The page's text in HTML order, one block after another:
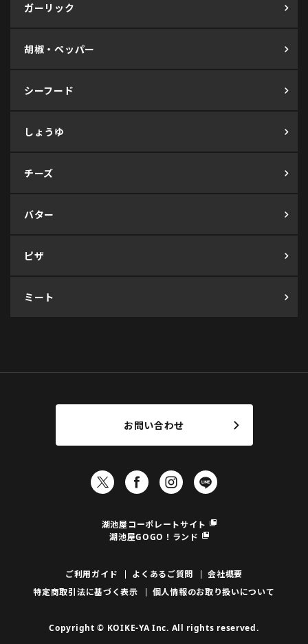
ガーリック
胡椒・ペッパー
シーフード
しょうゆ
チーズ
バター
ピザ
ミート
お問い合わせ
湖池屋コーポレートサイト
湖池屋GOGO！ランド
ご利用ガイド よくあるご質問
会社概要
特定商取引法に基づく表示
個人情報のお取り扱いについて
Copyright © KOIKE-YA Inc. All rights reserved.